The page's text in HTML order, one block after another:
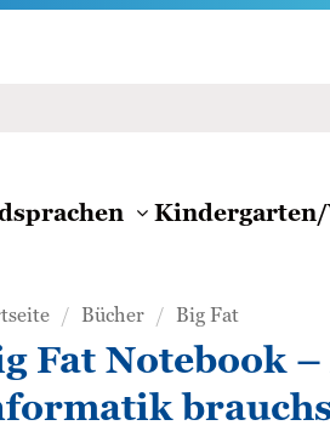
/ Bücher / Big Fat
Fat Notebook